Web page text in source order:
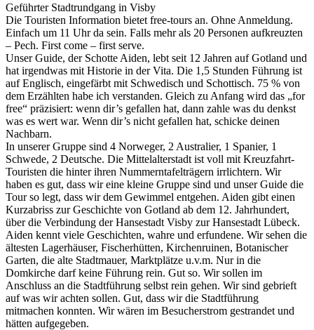
Geführter Stadtrundgang in Visby
Die Touristen Information bietet free-tours an. Ohne Anmeldung.
Einfach um 11 Uhr da sein. Falls mehr als 20 Personen aufkreuzten
– Pech. First come – first serve.
Unser Guide, der Schotte Aiden, lebt seit 12 Jahren auf Gotland und
hat irgendwas mit Historie in der Vita. Die 1,5 Stunden Führung ist
auf Englisch, eingefärbt mit Schwedisch und Schottisch. 75 % von
dem Erzählten habe ich verstanden. Gleich zu Anfang wird das „for
free“ präzisiert: wenn dir’s gefallen hat, dann zahle was du denkst
was es wert war. Wenn dir’s nicht gefallen hat, schicke deinen
Nachbarn.
In unserer Gruppe sind 4 Norweger, 2 Australier, 1 Spanier, 1
Schwede, 2 Deutsche. Die Mittelalterstadt ist voll mit Kreuzfahrt-
Touristen die hinter ihren Nummerntafelträgern irrlichtern. Wir
haben es gut, dass wir eine kleine Gruppe sind und unser Guide die
Tour so legt, dass wir dem Gewimmel entgehen. Aiden gibt einen
Kurzabriss zur Geschichte von Gotland ab dem 12. Jahrhundert,
über die Verbindung der Hansestadt Visby zur Hansestadt Lübeck.
Aiden kennt viele Geschichten, wahre und erfundene. Wir sehen die
ältesten Lagerhäuser, Fischerhütten, Kirchenruinen, Botanischer
Garten, die alte Stadtmauer, Marktplätze u.v.m. Nur in die
Domkirche darf keine Führung rein. Gut so. Wir sollen im
Anschluss an die Stadtführung selbst rein gehen. Wir sind gebrieft
auf was wir achten sollen. Gut, dass wir die Stadtführung
mitmachen konnten. Wir wären im Besucherstrom gestrandet und
hätten aufgegeben.